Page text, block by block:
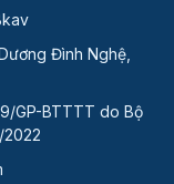
Đình Nghệ,
GP-BTTTT do Bộ